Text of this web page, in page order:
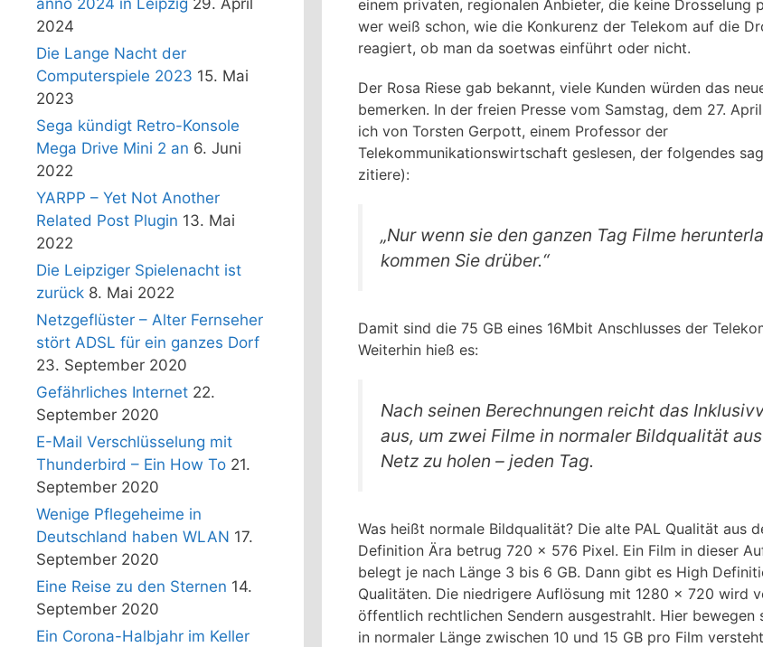
einem privaten, regionalen Anbieter, die keine Drosselung
wer weiß schon, wie die Konkurenz der Telekom auf die
reagiert, ob man da soetwas einführt oder nicht.
Der Rosa Riese gab bekannt, viele Kunden würden das
bemerken. In der freien Presse vom Samstag, dem 27.
ich von Torsten Gerpott, einem Professor der
Telekommunikationswirtschaft geslesen, der folgendes
zitiere):
„Nur wenn sie den ganzen Tag Filme
kommen Sie drüber.“
Damit sind die 75 GB eines 16Mbit Anschlusses der
Weiterhin hieß es:
Nach seinen Berechnungen reicht das
aus, um zwei Filme in normaler Bildqualität
Netz zu holen – jeden Tag.
Was heißt normale Bildqualität? Die alte PAL Qualität aus
Definition Ära betrug 720 × 576 Pixel. Ein Film in dieser
belegt je nach Länge 3 bis 6 GB. Dann gibt es High
Qualitäten. Die niedrigere Auflösung mit 1280 × 720 wird
öffentlich rechtlichen Sendern ausgestrahlt. Hier bewegen
in normaler Länge zwischen 10 und 15 GB pro Film
anno 2024 in Leipzig 29. April
2024
Die Lange Nacht der
Computerspiele 2023 15. Mai
2023
Sega kündigt Retro-Konsole
Mega Drive Mini 2 an 6. Juni
2022
YARPP – Yet Not Another
Related Post Plugin 13. Mai
2022
Die Leipziger Spielenacht ist
zurück 8. Mai 2022
Netzgeflüster – Alter Fernseher
stört ADSL für ein ganzes Dorf
23. September 2020
Gefährliches Internet 22.
September 2020
E-Mail Verschlüsselung mit
Thunderbird – Ein How To 21.
September 2020
Wenige Pflegeheime in
Deutschland haben WLAN 17.
September 2020
Eine Reise zu den Sternen 14.
September 2020
Ein Corona-Halbjahr im Keller